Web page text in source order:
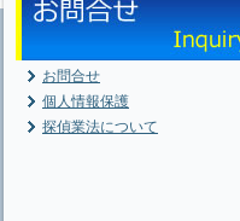
お問合せ
個人情報保護
探偵業法について